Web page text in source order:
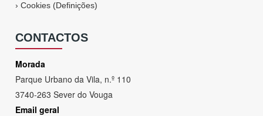
›Cookies (Definições)
CONTACTOS
Morada
Parque Urbano da Vila, n.º 110
3740-263 Sever do Vouga
Email geral